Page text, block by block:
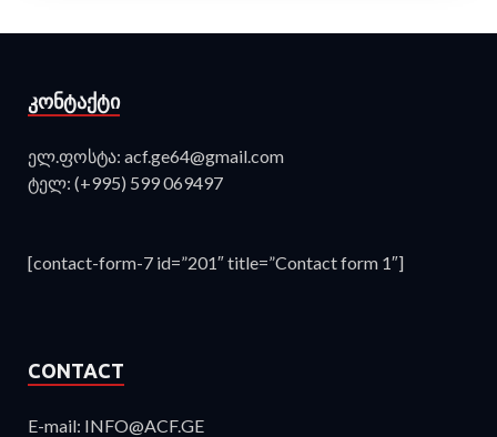
ᲙᲝᲜᲢᲐᲥᲢᲘ
ელ.ფოსტა: acf.ge64@gmail.com
ტელ: (+995) 599 069497
[contact-form-7 id=”201″ title=”Contact form 1″]
CONTACT
E-mail: INFO@ACF.GE